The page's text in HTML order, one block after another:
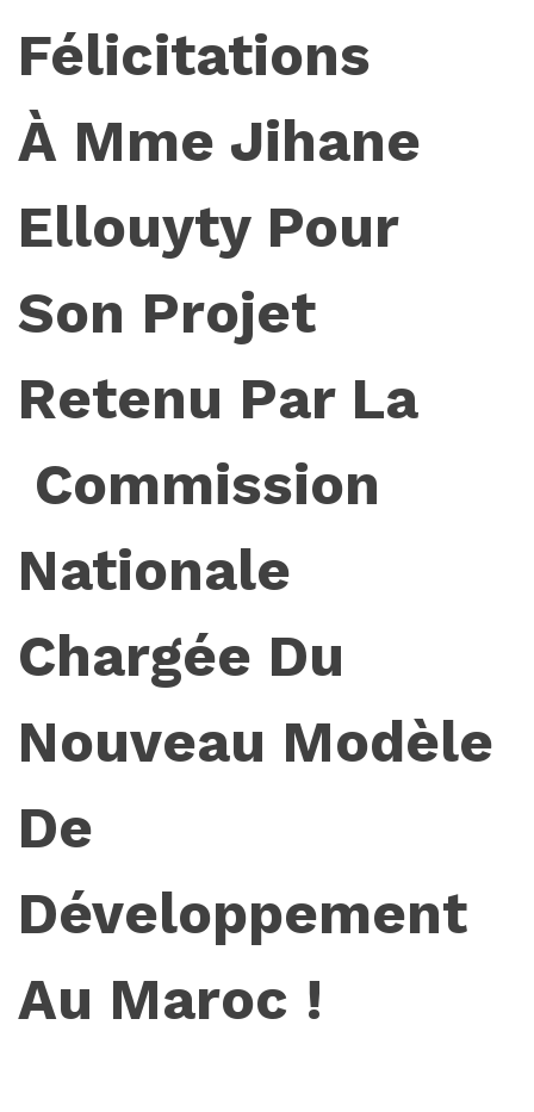
Félicitations
À Mme Jihane
Ellouyty Pour
Son Projet
Retenu Par La
Commission
Nationale
Chargée Du
Nouveau Modèle
De
Développement
Au Maroc !